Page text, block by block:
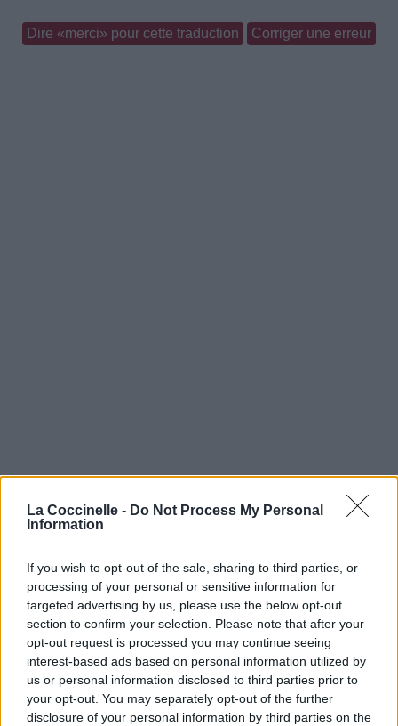
La Coccinelle - Do Not Process My Personal
Information
If you wish to opt-out of the sale, sharing to third parties, or
processing of your personal or sensitive information for
targeted advertising by us, please use the below opt-out
section to confirm your selection. Please note that after your
opt-out request is processed you may continue seeing
interest-based ads based on personal information utilized by
us or personal information disclosed to third parties prior to
your opt-out. You may separately opt-out of the further
disclosure of your personal information by third parties on the
Dire «merci» pour cette traduction Corriger une erreur